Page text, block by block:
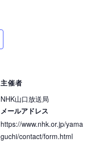
主催者
NHK山口放送局
メールアドレス
https://www.nhk.or.jp/yama
guchi/contact/form.html